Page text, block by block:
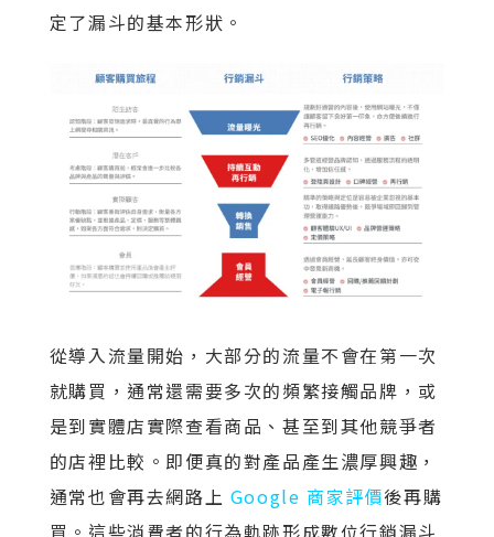
定了漏斗的基本形狀。
從導入流量開始，大部分的流量不會在第一次
就購買，通常還需要多次的頻繁接觸品牌，或
是到實體店實際查看商品、甚至到其他競爭者
的店裡比較。即便真的對產品產生濃厚興趣，
通常也會再去網路上 Google 商家評價後再購
買。這些消費者的行為軌跡形成數位行銷漏斗